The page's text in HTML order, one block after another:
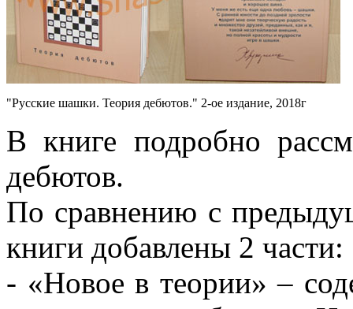
"Русские шашки. Теория дебютов." 2-ое издание, 2018г
В книге подробно
дебютов.
По сравнению с
книги добавлены 2 части:
- «Новое в теории» –